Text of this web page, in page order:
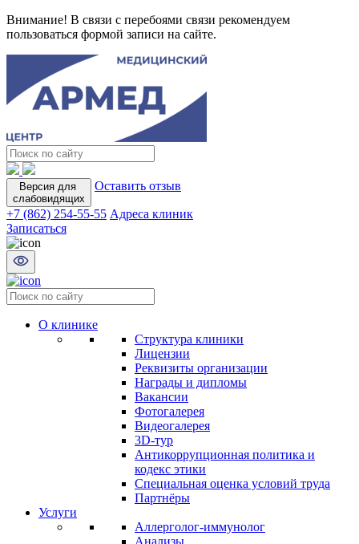
Внимание! В связи с перебоями связи рекомендуем
пользоваться формой записи на сайте.
Версия для
слабовидящих
Оставить отзыв
+7 (862) 254-55-55 Адреса клиник
Записаться
О клинике
Структура клиники
Лицензии
Реквизиты организации
Награды и дипломы
Вакансии
Фотогалерея
Видеогалерея
3D-тур
Антикоррупционная политика и
кодекс этики
Специальная оценка условий труда
Партнёры
Услуги
Аллерголог-иммунолог
Анализы